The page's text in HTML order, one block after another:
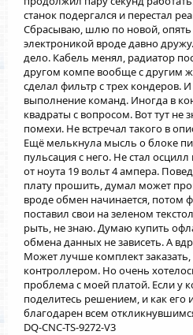
станок подергался и перестал
Сбрасываю, шлю по новой, опять
электроникой вроде давно
дело. Кабель менял, радиатор
другом компе вообще с другим
сделал фильтр с трех кондеров.
выполнение команд. Иногда в
квадраты с вопросом. Вот тут не
помехи. Не встречал такого в
Ещё мелькнула мысль о блоке
пульсация с него. Не стал
от ноута 19 вольт 4 ампера.
плату прошить, думал может
вроде обмен начинается, потом
поставил свои на зеленом
рыть, не знаю. Думаю купить
обмена данных не зависеть. А
Может лучше комплект
контроллером. Но очень
проблема с моей платой. Если у
поделитесь решением, и как его
благодарен всем
DQ-CNC-TS-9272-V3